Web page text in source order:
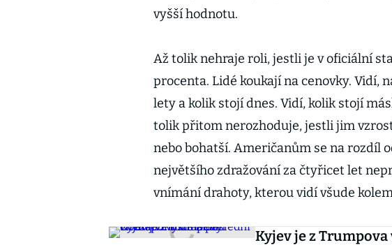
vyšší hodnotu.
Až tolik nehraje roli, jestli je v oficiální
procenta. Lidé koukají na cenovky. Vidí,
lety a kolik stojí dnes. Vidí, kolik stojí
tolik přitom nerozhoduje, jestli jim
nebo bohatší. Američanům se na rozdíl
největšího zdražování za čtyřicet let
vnímání drahoty, kterou vidí všude
Kyjev je z